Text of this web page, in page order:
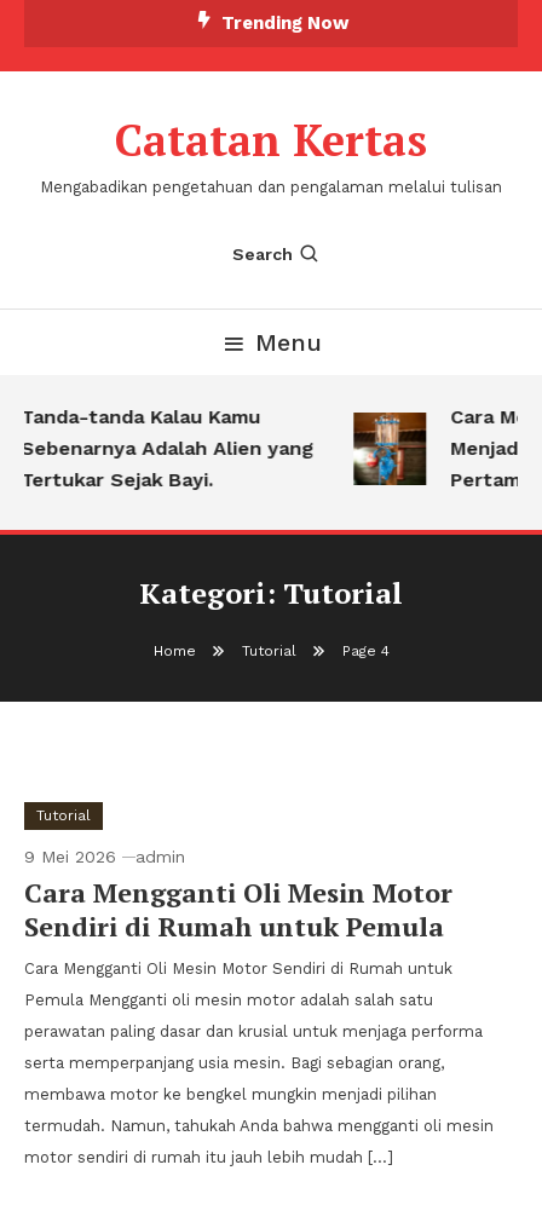
Trending Now
Catatan Kertas
Mengabadikan pengetahuan dan pengalaman melalui tulisan
Search
Menu
Tanda-tanda Kalau Kamu
Sebenarnya Adalah Alien yang
Tertukar Sejak Bayi.
Cara
Menjadi
Kategori: Tutorial
Home Tutorial Page 4
Tutorial
9 Mei 2026 admin
Cara Mengganti Oli Mesin Motor
Sendiri di Rumah untuk Pemula
Cara Mengganti Oli Mesin Motor Sendiri di Rumah untuk
Pemula Mengganti oli mesin motor adalah salah satu
perawatan paling dasar dan krusial untuk menjaga performa
serta memperpanjang usia mesin. Bagi sebagian orang,
membawa motor ke bengkel mungkin menjadi pilihan
termudah. Namun, tahukah Anda bahwa mengganti oli mesin
motor sendiri di rumah itu jauh lebih mudah […]